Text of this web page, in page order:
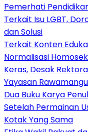
Pemerhati
Terkait Isu LGBT,
dan Solusi
Terkait Konten
Normalisasi
Keras, Desak
Yayasan
Dua Buku Karya
Setelah Permainan
Kotak Yang Sama